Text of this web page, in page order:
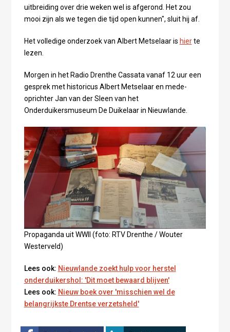
uitbreiding over drie weken wel is afgerond. Het zou
mooi zijn als we tegen die tijd open kunnen", sluit hij af.
Het volledige onderzoek van Albert Metselaar is hierte
lezen.
Morgen in het Radio Drenthe Cassata vanaf 12 uur een
gesprek met historicus Albert Metselaar en mede-
oprichter Jan van der Sleen van het
Onderduikersmuseum De Duikelaar in Nieuwlande.
Propaganda uit WWII (foto: RTV Drenthe / Wouter
Westerveld)
Lees ook: Nieuwlande zoekt hulp voor herstel
onderduikershol: 'Dit moet bewaard blijven'
Lees ook: Nieuw boek over 'misschien wel de
belangrijkste Drentse verzetsheld'